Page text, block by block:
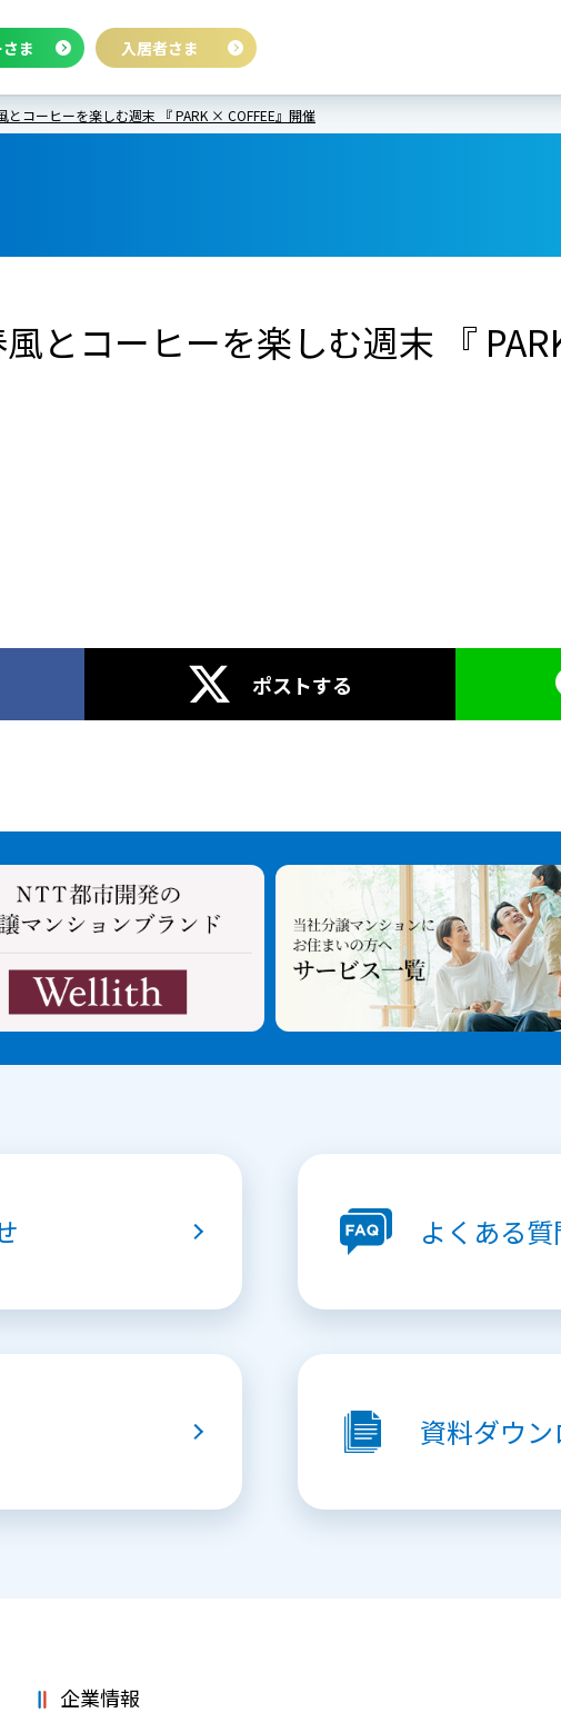
ま 入居者さま
とコーヒーを楽しむ週末 『 PARK × COFFEE』開催
とコーヒーを楽しむ週末 『
ポストする
よくある質
資料ダウン
企業情報